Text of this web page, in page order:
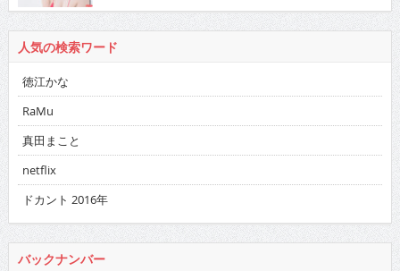
人気の検索ワード
徳江かな
RaMu
真田まこと
netflix
ドカント 2016年
バックナンバー